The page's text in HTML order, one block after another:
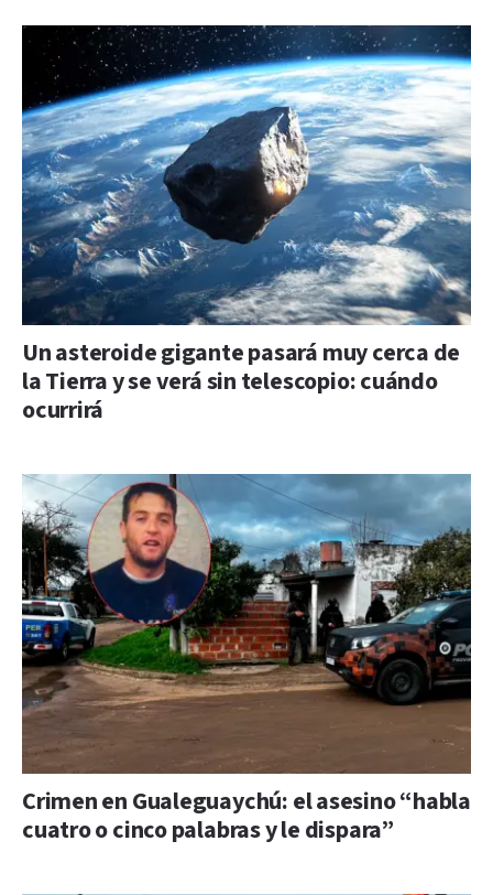
Un asteroide gigante pasará muy cerca de
la Tierra y se verá sin telescopio: cuándo
ocurrirá
Crimen en Gualeguaychú: el asesino “habla
cuatro o cinco palabras y le dispara”